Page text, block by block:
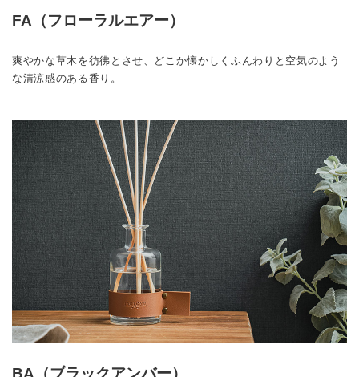
FA（フローラルエアー）
爽やかな草木を彷彿とさせ、どこか懐かしくふんわりと空気のよう
な清涼感のある香り。